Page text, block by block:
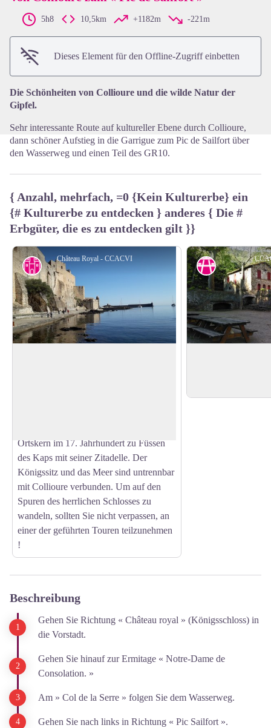
View picture in full screen
5h8 10,5km +1182m -221m
Dieses Element für den Offline-Zugriff einbetten
Die Schönheiten von Collioure und die wilde Natur der
Gipfel.
Sehr interessante Route auf kultureller Ebene durch Collioure,
dann schöner Aufstieg in die Garrigue zum Pic de Sailfort über
den Wasserweg und einen Teil des GR10.
{ Anzahl, mehrfach, =0 {Kein Kulturerbe} ein
{# Kulturerbe zu entdecken } anderes { Die #
Erbgüter, die es zu entdecken gilt }}
Château Royal - CCACVI
View picture in full screen
Ortskern im 17. Jahrhundert zu Füssen
des Kaps mit seiner Zitadelle. Der
Königssitz und das Meer sind untrennbar
mit Collioure verbunden. Um auf den
Spuren des herrlichen Schlosses zu
wandeln, sollten Sie nicht verpassen, an
einer der geführten Touren teilzunehmen
!
Beschreibung
Gehen Sie Richtung « Château royal » (Königsschloss) in
die Vorstadt.
Gehen Sie hinauf zur Ermitage « Notre-Dame de
Consolation. »
Am » Col de la Serre » folgen Sie dem Wasserweg.
Gehen Sie nach links in Richtung « Pic Sailfort ».